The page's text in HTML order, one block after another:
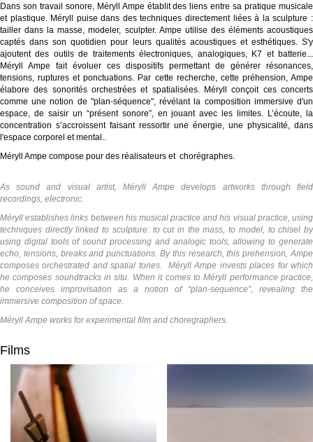
Dans son travail sonore, Méryll Ampe établit des liens entre sa pratique musicale
et plastique. Méryll puise dans des techniques directement liées à la sculpture :
tailler dans la masse, modeler, sculpter. Ampe utilise des éléments acoustiques
captés dans son quotidien pour leurs qualités acoustiques et esthétiques. S'y
ajoutent des outils de traitements électroniques, analogiques, K7 et batterie...
Méryll Ampe fait évoluer ces dispositifs permettant de générer résonances,
tensions, ruptures et ponctuations. Par cette recherche, cette préhension, Ampe
élabore des sonorités orchestrées et spatialisées. Méryll conçoit ces concerts
comme une notion de "plan-séquence", révélant la composition immersive d'un
espace, de saisir un “présent sonore”, en jouant avec les limites. L’écoute, la
concentration s’accroissent faisant ressortir une énergie, une physicalité, dans
l'espace corporel et mental..
Méryll Ampe compose pour des réalisateurs et chorégraphes.
As sound and visual artist, Méryll Ampe develops artworks through field
recordings, electronic.
Méryll establishes links between his musical practice and his visual practice, using
techniques directly linked to sculpture: to cut in the mass, to model, to chisel by
using digital tools of sound processing and analogic tools, allowing to generate
echo, tensions, breaks and punctuations. By this research, this prehension, Ampe
composes orchestrated and spatial tones. Méryll Ampe invests places for which
he composes soundtracks in situ. When it comes to Méryll performance practice,
he conceives improvisation as a notion of “plan-sequence”, revealing the
immersive composition of space.
Méryll Ampe works for experimental film and choregraphers.
Films